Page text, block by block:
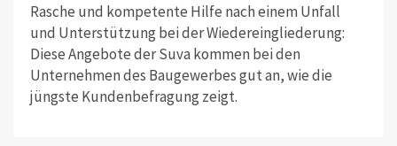
Rasche und kompetente Hilfe nach einem Unfall
und Unterstützung bei der Wiedereingliederung:
Diese Angebote der Suva kommen bei den
Unternehmen des Baugewerbes gut an, wie die
jüngste Kundenbefragung zeigt.